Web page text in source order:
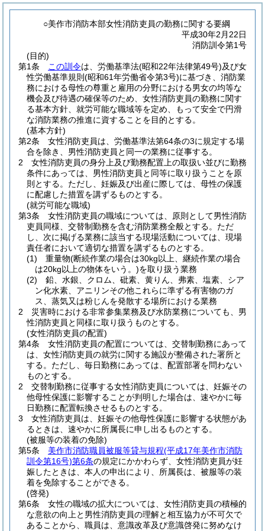
○美作市消防本部女性消防吏員の勤務に関する要綱
平成30年2月22日
消防訓令第1号
(目的)
第1条
この訓令は、労働基準法(昭和22年法律第49号)及び女
性労働基準規則 (昭和61年労働省令第3号)に基づき、消防業
務における母性の尊重と雇用の分野における男女の均等な
機会及び待遇の確保等のため、女性消防吏員の勤務に関す
る基本方針、就労可能な職域等を定め、もって安全で円滑
な消防業務の推進に資することを目的とする。
(基本方針)
第2条
女性消防吏員は、労働基準法第64条の3に規定する場
合を除き、男性消防吏員と同一の業務に従事する。
2
女性消防吏員の身分上及び勤務配置上の取扱い並びに勤務
条件にあっては、男性消防吏員と同等に取り扱うことを原
則とする。 ただし、妊娠及び出産に際しては、母性の保護
に配慮した措置を講ずるものとする。
(就労可能な職域)
第3条
女性消防吏員の職域については、原則として男性消防
吏員同様、交替制勤務を含む消防業務全般とする。 ただ
し、次に掲げる業務に該当する現場活動については、現場
責任者において適切な措置を講ずるものとする。
(1)
重量物(断続作業の場合は30kg以上、継続作業の場合
は20kg以上の物体をいう。)を取り扱う業務
(2)
鉛、水銀、クロム、砒素、黄りん、弗素、塩素、シア
ン化水素、アニリンその他これらに準ずる有害物のガ
ス、蒸気又は粉じんを発散する場所における業務
2
災害時における非常参集業務及び水防業務についても、男
性消防吏員と同様に取り扱うものとする。
(女性消防吏員の配置)
第4条
女性消防吏員の配置については、交替制勤務にあって
は、女性消防吏員の就労に関する施設が整備された署所と
する。 ただし、毎日勤務にあっては、配置部署を問わない
ものとする。
2
交替制勤務に従事する女性消防吏員については、妊娠その
他母性保護に影響することが判明した場合は、速やかに毎
日勤務に配置転換させるものとする。
3
女性消防吏員は、妊娠その他母性保護に影響する状態があ
るときは、速やかに所属長に申し出るものとする。
(被服等の装着の免除)
第5条
美作市消防職員被服等貸与規程(平成17年美作市消防
訓令第16号)第6条の規定にかかわらず、女性消防吏員が妊
娠したときは、本人の申出により、所属長は、被服等の装
着を免除することができる。
(啓発)
第6条
女性の職域の拡大については、女性消防吏員の積極的
な意欲の向上と男性消防吏員の理解と相互協力が不可欠で
あることから、職員は、意識改革及び意識啓発に努めなけ